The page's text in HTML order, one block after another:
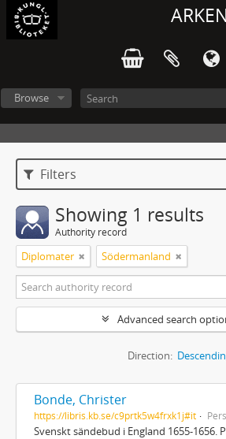
ARKEN
Browse
Filters
Showing 1 results
Authority record
Diplomater Södermanland
Advanced search
Direction:
Bonde, Christer
https://libris.kb.se/c9prtk5w4frxk1j#it
Svenskt sändebud i England 1655-1656.